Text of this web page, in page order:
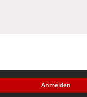
Anmelden